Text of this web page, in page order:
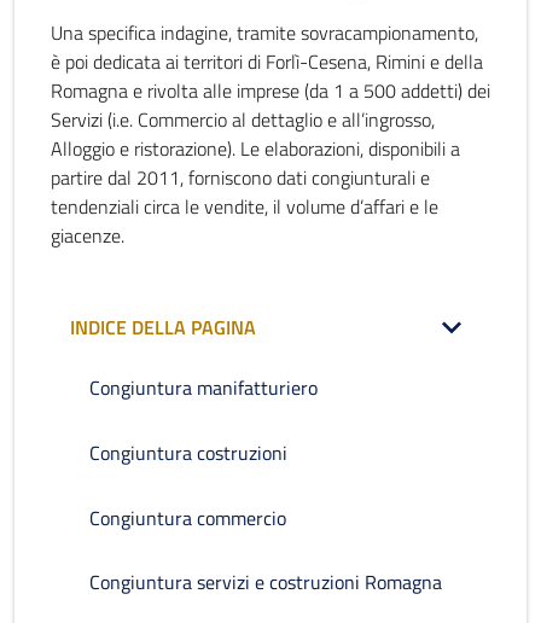
Una specifica indagine, tramite sovracampionamento,
è poi dedicata ai territori di Forlì-Cesena, Rimini e della
Romagna e rivolta alle imprese (da 1 a 500 addetti) dei
Servizi (i.e. Commercio al dettaglio e all’ingrosso,
Alloggio e ristorazione). Le elaborazioni, disponibili a
partire dal 2011, forniscono dati congiunturali e
tendenziali circa le vendite, il volume d’affari e le
giacenze.
INDICE DELLA PAGINA
Congiuntura manifatturiero
Congiuntura costruzioni
Congiuntura commercio
Congiuntura servizi e costruzioni Romagna